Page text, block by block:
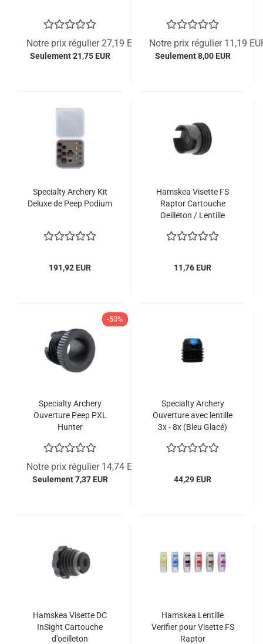
Notre prix régulier 27,19 EUR
Seulement 21,75 EUR
Notre prix régulier 11,19
Seulement 8,00 EUR
Specialty Archery Kit
Deluxe de Peep Podium
191,92 EUR
Hamskea Visette FS
Raptor Cartouche
Oeilleton / Lentille
11,76 EUR
-50%
Specialty Archery
Ouverture Peep PXL
Hunter
Notre prix régulier 14,74 EUR
Seulement 7,37 EUR
Specialty Archery
Ouverture avec lentille
3x - 8x (Bleu Glacé)
44,29 EUR
Hamskea Visette DC
InSight Cartouche
d'oeilleton
Hamskea Lentille
Verifier pour Visette FS
Raptor